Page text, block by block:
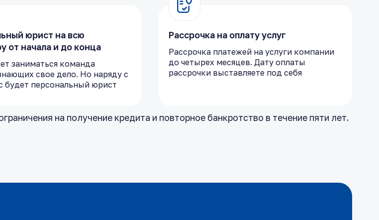
юрист на всю
от начала и до конца
заниматься команда
свое дело. Но наряду с
будет персональный юрист
Рассрочка на оплату услуг
Рассрочка платежей на услуги компании
до четырех месяцев. Дату оплаты
рассрочки выставляете под себя
на получение кредита и повторное банкротство в течение пяти лет.